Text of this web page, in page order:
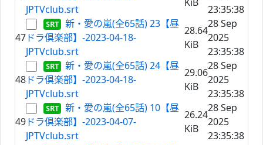
JPTVclub.srt
23:35:38
47
新・愛の嵐(全65話) 23【昼
ドラ倶楽部】-2023-04-18-
JPTVclub.srt
28.64
KiB
28 Sep
2025
23:35:38
48
新・愛の嵐(全65話) 24【昼
ドラ倶楽部】-2023-04-18-
JPTVclub.srt
29.06
KiB
28 Sep
2025
23:35:38
49
新・愛の嵐(全65話) 10【昼
ドラ倶楽部】-2023-04-07-
JPTVclub.srt
26.24
KiB
28 Sep
2025
23:35:38